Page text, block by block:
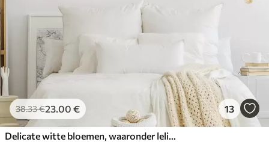
38.33€23.00 € 13
Delicate witte bloemen, waaronder lelies, rozen en andere bloemen met zachte, fluweelachtige bloemblaadjes